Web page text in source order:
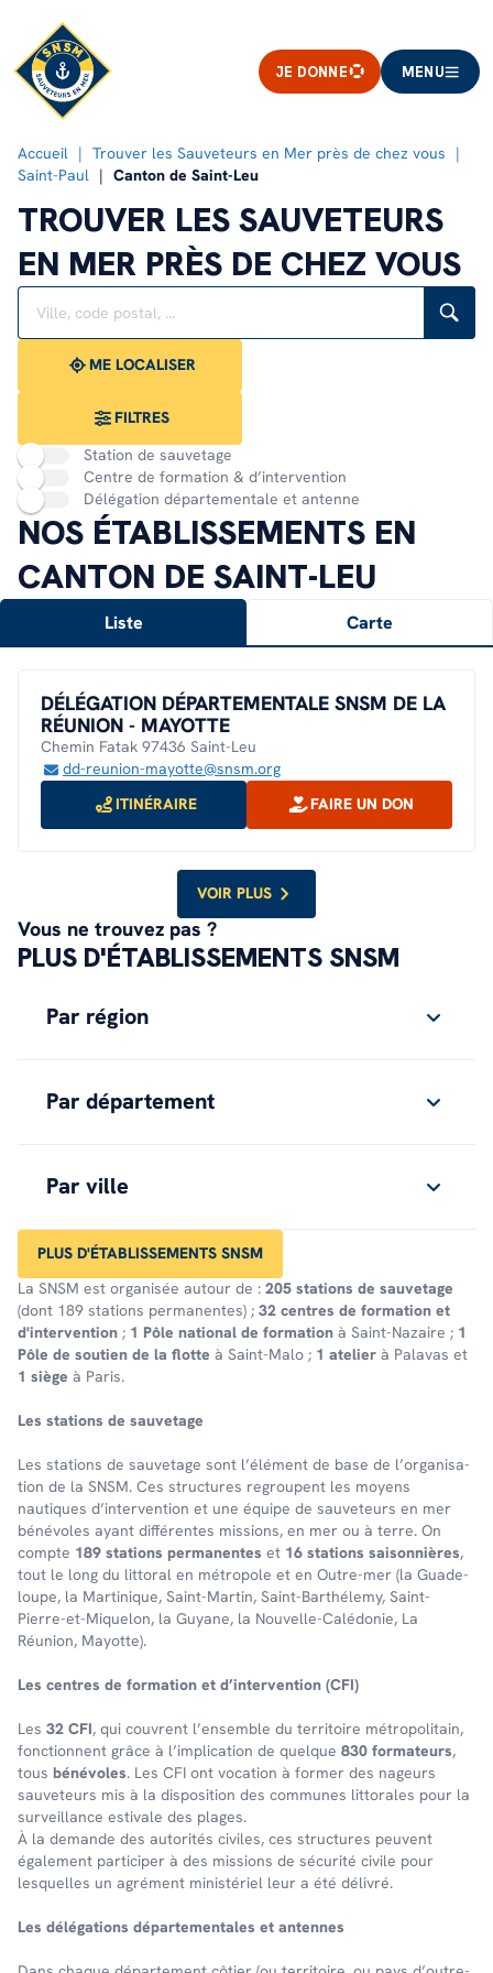
JE DONNE MENU
Accueil
Trouver les Sauveteurs en Mer près de chez vous
Saint-Paul
Canton de Saint-Leu
TROUVER LES SAUVETEURS
EN MER PRÈS DE CHEZ VOUS
Rechercher
Veuillez
renseigner
adresse
{{count}}
résultat(s)
ME LOCALISER
FILTRES
Station de sauvetage
Centre de formation & d’intervention
Délégation départementale et antenne
NOS ÉTABLISSEMENTS EN
CANTON DE SAINT-LEU
Liste Carte
DÉLÉGATION DÉPARTEMENTALE SNSM DE LA
RÉUNION - MAYOTTE
Chemin Fatak 97436 Saint-Leu
dd-reunion-mayotte@snsm.org
ITINÉRAIRE
FAIRE UN DON
VOIR PLUS
Vous ne trouvez pas ?
PLUS D'ÉTABLISSEMENTS SNSM
Par région
Par département
Par ville
PLUS D'ÉTABLISSEMENTS SNSM
La SNSM est organisée autour de : 205 stations de sauvetage
(dont 189 stations permanentes) ; 32 centres de formation et
d'intervention ; 1 Pôle national de formation à Saint-Nazaire ; 1
Pôle de soutien de la flotte à Saint-Malo ; 1 atelier à Palavas et
1 siège à Paris.
Les stations de sauve­tage
Les stations de sauve­tage sont l’élé­ment de base de l’or­ga­ni­sa­
tion de la SNSM. Ces struc­tures regroupent les moyens
nautiques d’in­ter­ven­tion et une équipe de sauveteurs en mer
bénévoles ayant différentes missions, en mer ou à terre. On
comp­te 189 stations perma­nentes et 16 stations saison­nières,
tout le long du litto­ral en métro­pole et en Outre-mer (la Guade­
loupe, la Marti­nique, Saint-Martin, Saint-Barthé­lemy, Saint-
Pierre-et-Mique­lon, la Guyane, la Nouvelle-Calé­do­nie, La
Réunion, Mayotte).
Les centres de forma­tion et d’in­ter­ven­tion (CFI)
Les 32 CFI, qui couvrent l’en­semble du terri­toire métro­po­li­tain,
fonc­tionnent grâce à l’im­pli­ca­tion de quelque 830 forma­teurs,
tous béné­voles. Les CFI ont voca­tion à former des nageurs
sauve­teurs mis à la dispo­si­tion des communes litto­rales pour la
surveillance esti­vale des plages.
À la demande des auto­ri­tés civiles, ces struc­tures peuvent
égale­ment parti­ci­per à des missions de sécu­rité civile pour
lesquelles un agré­ment minis­té­riel leur a été déli­vré.
Les délé­ga­tions dépar­te­men­tales et antennes